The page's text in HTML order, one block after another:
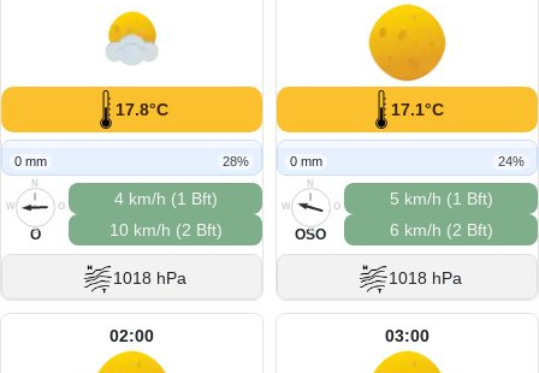
17.8°C
0 mm 28%
N
O
S
W
O
4 km/h (1 Bft)
10 km/h (2 Bft)
1018 hPa
17.1°C
0 mm 24%
N
O
S
W
OSO
5 km/h (1 Bft)
6 km/h (2 Bft)
1018 hPa
02:00 03:00